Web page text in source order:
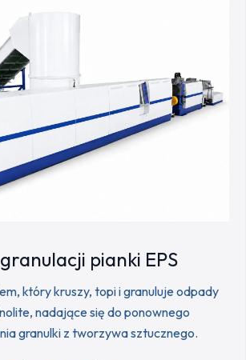
pianki EPS
który kruszy, topi i granuluje odpady
nadające się do ponownego
granulki z tworzywa sztucznego.